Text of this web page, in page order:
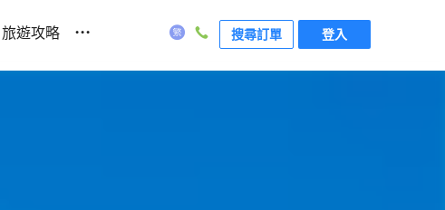
旅遊攻略 ... 搜尋訂單 登入